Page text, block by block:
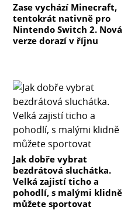
Zase vychází Minecraft,
tentokrát nativně pro
Nintendo Switch 2. Nová
verze dorazí v říjnu
Jak dobře vybrat
bezdrátová sluchátka.
Velká zajistí ticho a
pohodlí, s malými klidně
můžete sportovat